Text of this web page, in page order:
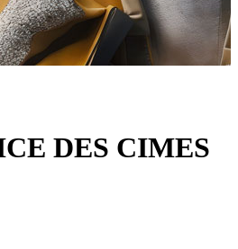
DES CIMES